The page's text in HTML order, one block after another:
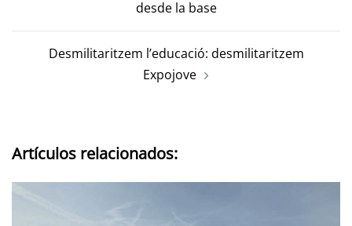
desde la base
Desmilitaritzem l’educació: desmilitaritzem
Expojove
Artículos relacionados: